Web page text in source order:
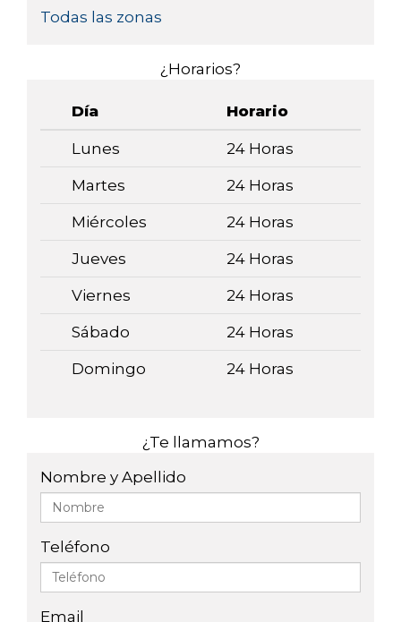
Todas las zonas
¿Horarios?
Día Horario
Lunes 24 Horas
Martes 24 Horas
Miércoles 24 Horas
Jueves 24 Horas
Viernes 24 Horas
Sábado 24 Horas
Domingo 24 Horas
¿Te llamamos?
Nombre y Apellido
Teléfono
Email